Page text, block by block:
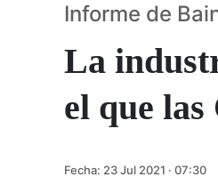
La
el que
Informe de
Fecha: 23 Jul 2021 · 07:30